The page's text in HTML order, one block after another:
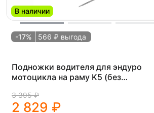
В наличии
-17% 566 ₽ выгода
Подножки водителя для эндуро
мотоцикла на раму K5 (без
3 395 ₽
2 829 ₽